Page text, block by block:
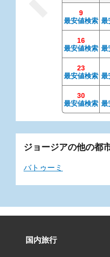
9
最安値検索 最
16
最安値検索 最
23
最安値検索 最
30
最安値検索 最
ジョージアの他の都
バトゥーミ
国内旅行